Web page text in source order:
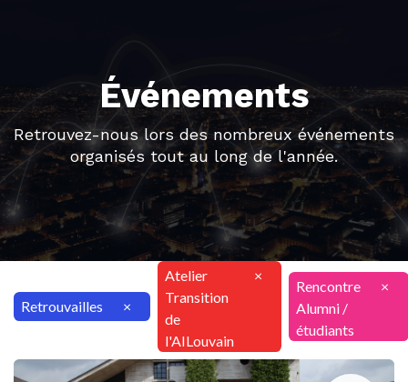
Événements
Retrouvez-nous lors des nombreux événements
organisés tout au long de l'année.
Retrouvailles ×
Atelier
Transition
de
l'AILouvain
×
Rencontre
Alumni /
étudiants
×